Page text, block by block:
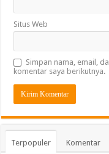
Situs Web
Simpan nama, email,
komentar saya berikutnya.
Terpopuler Komentar